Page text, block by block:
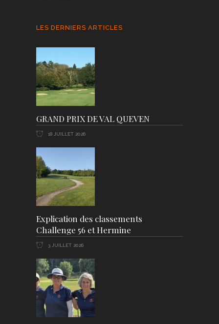
LES DERNIERS ARTICLES
GRAND PRIX DE VAL QUEVEN
18 JUILLET 2026
Explication des classements
Challenge 56 et Hermine
3 JUILLET 2026